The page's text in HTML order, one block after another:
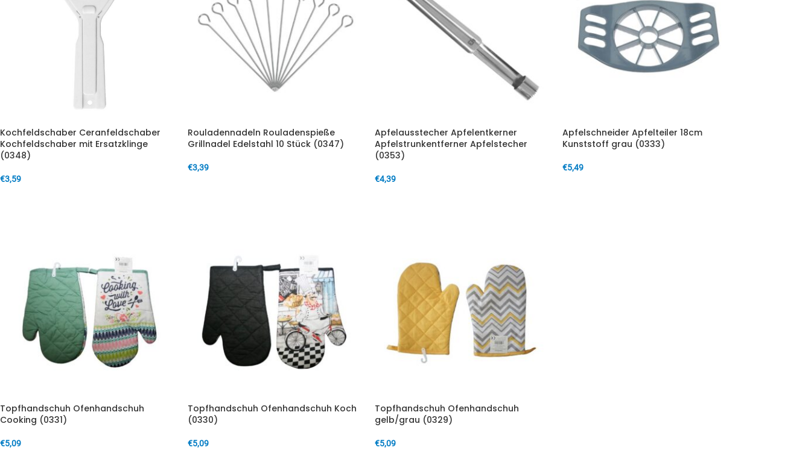
Kochfeldschaber Ceranfeldschaber
Kochfeldschaber mit Ersatzklinge
(0348)
€3,59
Rouladennadeln Rouladenspieße
Grillnadel Edelstahl 10 Stück (0347)
€3,39
Apfelausstecher Apfelentkerner
Apfelstrunkentferner Apfelstecher
(0353)
€4,39
Apfelschneider Apfelteiler 18cm
Kunststoff grau (0333)
€5,49
Topfhandschuh Ofenhandschuh
Cooking (0331)
€5,09
Topfhandschuh Ofenhandschuh Koch
(0330)
€5,09
Topfhandschuh Ofenhandschuh
gelb/grau (0329)
€5,09